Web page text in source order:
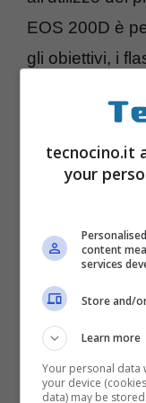
EOS 200D è
gli obiettivi, i
Questa
semplicità ai
tecnocino.it
your
content
services
Store and/
Learn more
Your personal data
your device
data) may be